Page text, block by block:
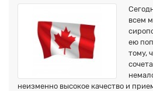
всем
ею
тому,
неизменно высокое качество и